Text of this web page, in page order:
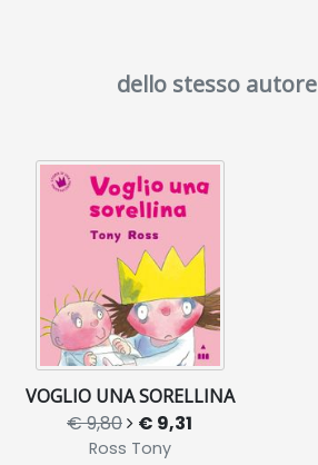
dello stesso
VOGLIO UNA SORELLINA
€ 9,80 € 9,31
Ross Tony